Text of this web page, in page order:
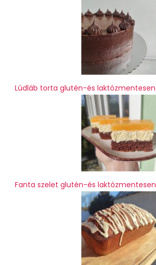
Lúdláb torta glutén-és laktózmentesen
Fanta szelet glutén-és laktózmentesen